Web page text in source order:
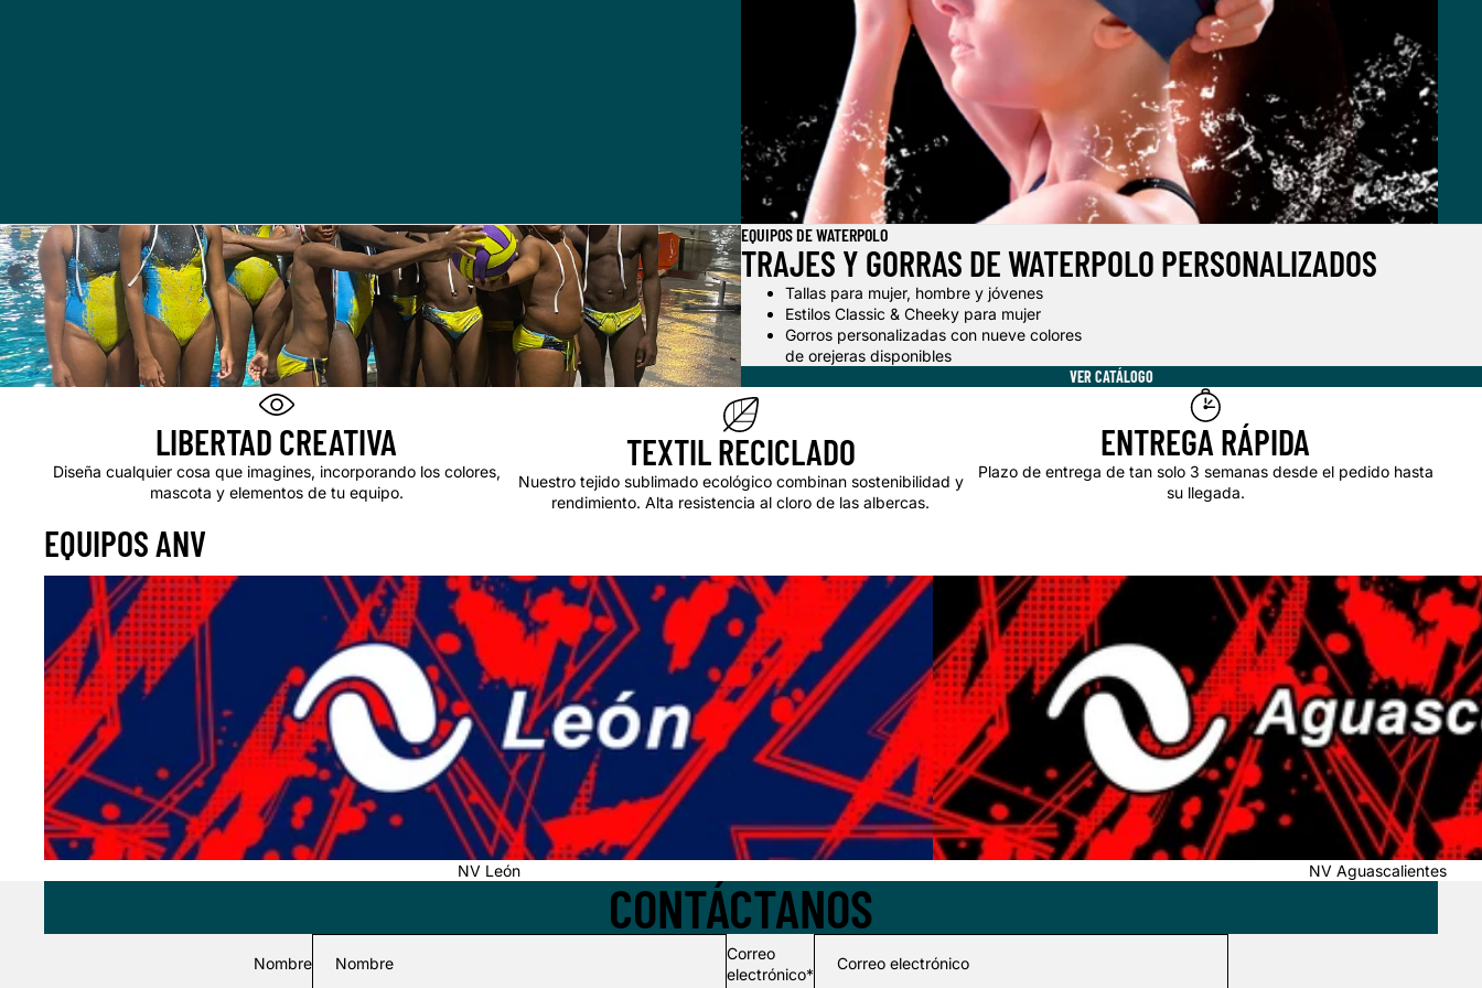
EQUIPOS DE WATERPOLO
TRAJES Y GORRAS DE WATERPOLO PERSONALIZADOS
Tallas para mujer, hombre y jóvenes
Estilos Classic & Cheeky para mujer
Gorros personalizadas con nueve colores
de orejeras disponibles
VER CATÁLOGO
LIBERTAD CREATIVA
Diseña cualquier cosa que imagines, incorporando los colores,
mascota y elementos de tu equipo.
TEXTIL RECICLADO
Nuestro tejido sublimado ecológico combinan sostenibilidad y
rendimiento. Alta resistencia al cloro de las albercas.
ENTREGA RÁPIDA
Plazo de entrega de tan solo 3 semanas desde el pedido hasta
su llegada.
EQUIPOS ANV
NV León
NV León
NV Aguascalientes
NV Aguascalientes
CONTÁCTANOS
Nombre
Correo
electrónico*